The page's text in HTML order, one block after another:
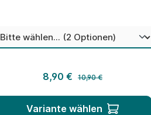
Nikotinstärkeauswählen
Verkaufspreis:
8,90 € Regulärer Preis:
10,90 €
Variante wählen